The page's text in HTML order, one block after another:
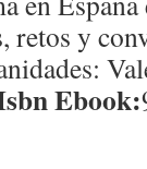
retos y
Ebook: